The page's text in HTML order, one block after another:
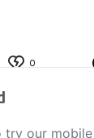
0
try our